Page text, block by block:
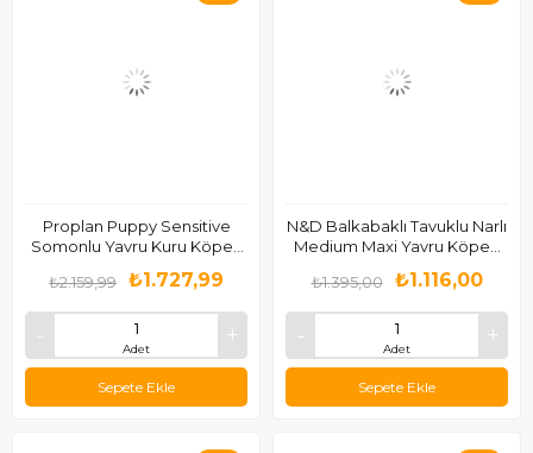
Proplan Puppy Sensitive
Somonlu Yavru Kuru Köpek
Adet
₺1.727,99
₺2.159,99
Sepete Ekle
N&D Balkabaklı Tavuklu Narlı
Medium Maxi Yavru Köpek
Adet
₺1.116,00
₺1.395,00
Sepete Ekle